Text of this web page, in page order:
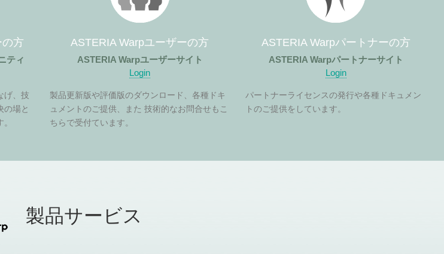
方
ティ
げ、技
の場と
ASTERIA Warpユーザーの方
ASTERIA Warpユーザーサイト
Login
製品更新版や評価版のダウンロード、各種ドキ
ュメントのご提供、また 技術的なお問合せもこ
ちらで受付ています。
ASTERIA Warpパートナーの方
ASTERIA Warpパートナーサイト
Login
パートナーライセンスの発行や各種ドキュメン
トのご提供をしています。
製品サービス